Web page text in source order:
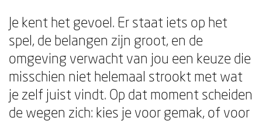
Je kent het gevoel. Er staat iets op het
spel, de belangen zijn groot, en de
omgeving verwacht van jou een keuze die
misschien niet helemaal strookt met wat
je zelf juist vindt. Op dat moment scheiden
de wegen zich: kies je voor gemak, of voor